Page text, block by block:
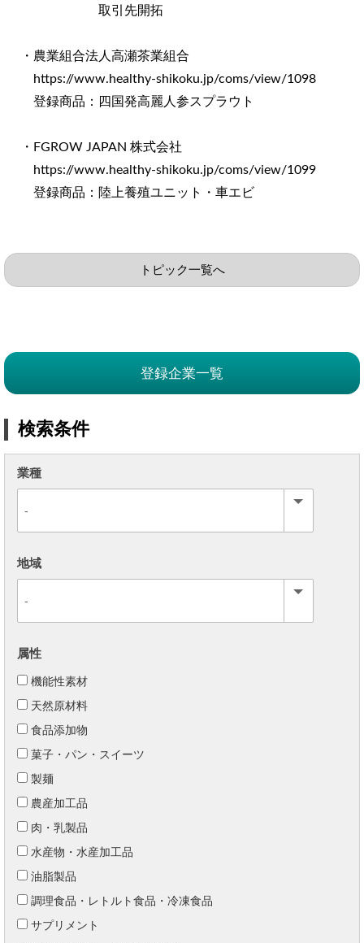
取引先開拓
・農業組合法人高瀬茶業組合
https://www.healthy-shikoku.jp/coms/view/1098
登録商品：四国発高麗人参スプラウト
・FGROW JAPAN 株式会社
https://www.healthy-shikoku.jp/coms/view/1099
登録商品：陸上養殖ユニット・車エビ
トピック一覧へ
登録企業一覧
検索条件
業種
地域
属性
機能性素材
天然原材料
食品添加物
菓子・パン・スイーツ
製麺
農産加工品
肉・乳製品
水産物・水産加工品
油脂製品
調理食品・レトルト食品・冷凍食品
サプリメント